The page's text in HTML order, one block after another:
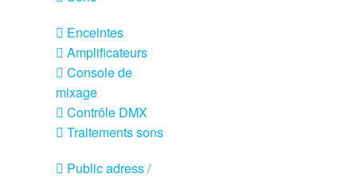
Enceintes
Amplificateurs
Console de
mixage
Contrôle DMX
Traitements sons
Public adress /